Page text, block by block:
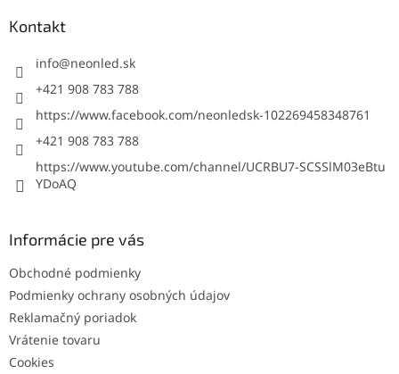
v
v
Kontakt
info@neonled.sk
+421 908 783 788
https://www.facebook.com/neonledsk-102269458348761
+421 908 783 788
https://www.youtube.com/channel/UCRBU7-SCSSlM03eBtu
YDoAQ
Informácie pre vás
Obchodné podmienky
Podmienky ochrany osobných údajov
Reklamačný poriadok
Vrátenie tovaru
Cookies